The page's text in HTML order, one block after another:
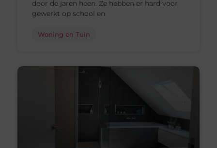
door de jaren heen. Ze hebben er hard voor
gewerkt op school en
Woning en Tuin